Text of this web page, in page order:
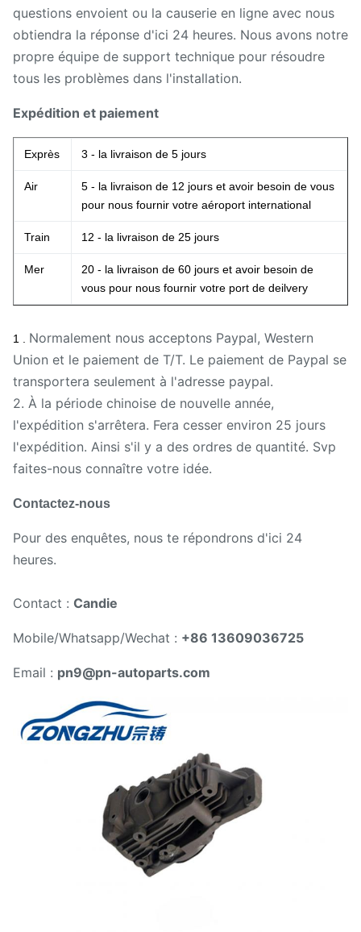
questions envoient ou la causerie en ligne avec nous
obtiendra la réponse d'ici 24 heures. Nous avons notre
propre équipe de support technique pour résoudre
tous les problèmes dans l'installation.
Expédition et paiement
Exprès 3 - la livraison de 5 jours
Air
5 - la livraison de 12 jours et avoir besoin de vous
pour nous fournir votre aéroport international
Train 12 - la livraison de 25 jours
Mer
20 - la livraison de 60 jours et avoir besoin de
vous pour nous fournir votre port de deilvery
1 . Normalement nous acceptons Paypal, Western
Union et le paiement de T/T. Le paiement de Paypal se
transportera seulement à l'adresse paypal.
2. À la période chinoise de nouvelle année,
l'expédition s'arrêtera. Fera cesser environ 25 jours
l'expédition. Ainsi s'il y a des ordres de quantité. Svp
faites-nous connaître votre idée.
Contactez-nous
Pour des enquêtes, nous te répondrons d'ici 24
heures.
Contact : Candie
Mobile/Whatsapp/Wechat : +86 13609036725
Email : pn9@pn-autoparts.com